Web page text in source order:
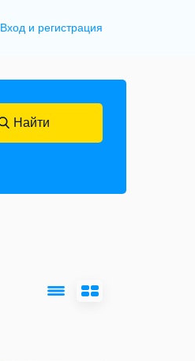
Вход и регистрация
Найти